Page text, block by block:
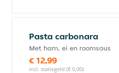
Pasta carbonara
Met ham, ei en roomsaus
€ 12,99
incl. statiegeld (€ 0,00)